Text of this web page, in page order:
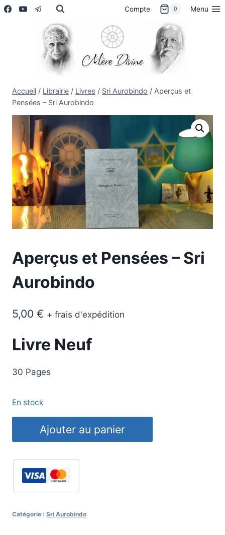
Aller
Compte 0 Menu
Accueil / Librairie / Livres / Sri Aurobindo / Aperçus et
Pensées – Sri Aurobindo
Aperçus et Pensées – Sri
Aurobindo
5,00 € + frais d'expédition
Livre Neuf
30 Pages
En stock
et
Pensées
-
Aurobindo
Ajouter au panier
Catégorie : Sri Aurobindo